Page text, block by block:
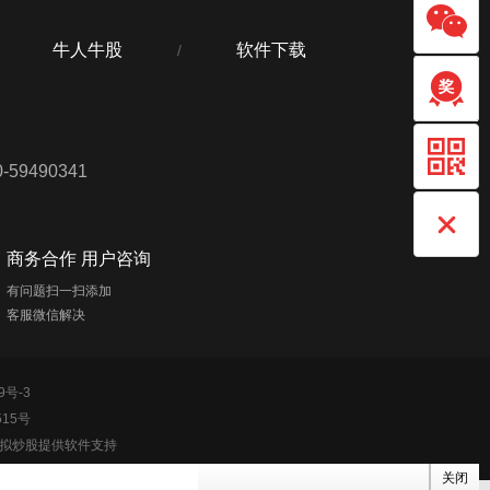
关闭
牛人牛股 / 软件下载
59490341
商务合作 用户咨询
有问题扫一扫添加
客服微信解决
号-3
号
炒股提供软件支持